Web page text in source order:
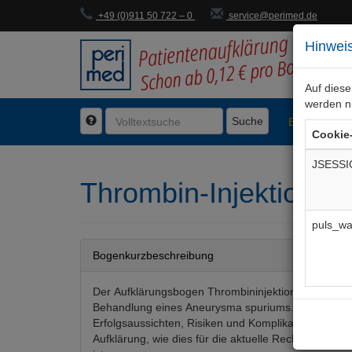
+49 (0)911 50 722 – 0 service@perimed.de
Suche
Auf
werden
Thrombin-Injektion
Bogenkurzbeschreibung
Der Aufklärungsbogen Thrombininjektion informiert
Behandlung eines Aneurysma spuriums.
Erfolgsaussichten, Risiken und Komplikationen
Aufklärung, wie dies für die aktuelle